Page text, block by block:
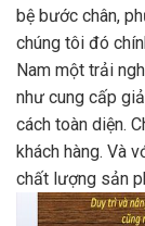
bệ bước chân,
chúng tôi đó
Nam một trải
như cung cấp
cách toàn diện.
khách hàng. Và
chất lượng sản